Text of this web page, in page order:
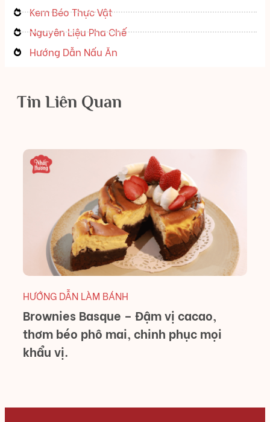
Kem Béo Thực Vật
Nguyên Liệu Pha Chế
Hướng Dẫn Nấu Ăn
Tin Liên Quan
HƯỚNG DẪN LÀM BÁNH
Brownies Basque – Đậm vị cacao,
thơm béo phô mai, chinh phục mọi
khẩu vị.